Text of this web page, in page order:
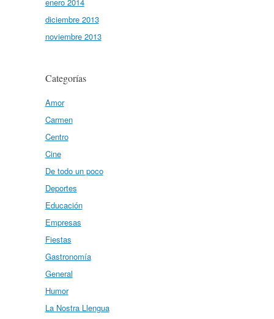
diciembre 2013
noviembre 2013
Categorías
Amor
Carmen
Centro
Cine
De todo un poco
Deportes
Educación
Empresas
Fiestas
Gastronomía
General
Humor
La Nostra Llengua